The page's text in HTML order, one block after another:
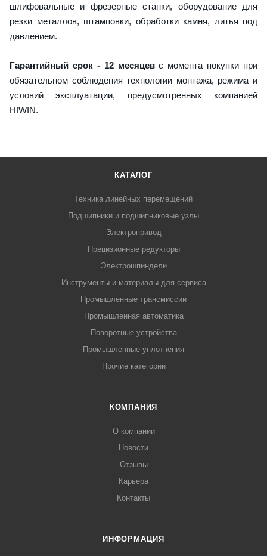
шлифовальные и фрезерные станки, оборудование для
резки металлов, штамповки, обработки камня, литья под
давлением.
Гарантийный срок - 12 месяцевс момента покупки при
обязательном соблюдения технологии монтажа, режима и
условий эксплуатации, предусмотренных компанией
HIWIN.
КАТАЛОГ
Техника линейных перемещений
Подшипники и подшипниковые узлы
Электропривод
Прецизионные редукторы
Электрошпиндели
Инструменты и материалы для сервиса
Промышленные трансмиссии
Промышленная автоматика
Поворотные устройства
Промышленные уплотнения
Прочие категории
КОМПАНИЯ
О компании
Новости
Отзывы
Карьера
Контакты
ИНФОРМАЦИЯ